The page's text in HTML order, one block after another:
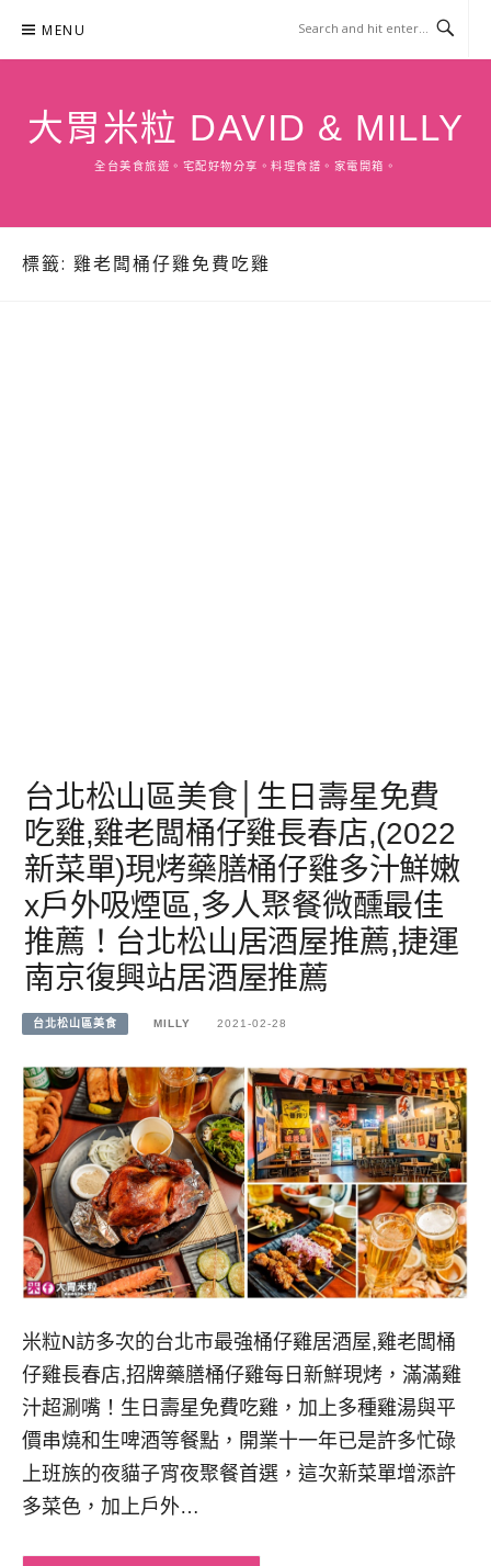
content
MENU
大胃米粒 DAVID & MILLY
全台美食旅遊。宅配好物分享。料理食譜。家電開箱。
標籤: 雞老闆桶仔雞免費吃雞
台北松山區美食│生日壽星免費
吃雞,雞老闆桶仔雞長春店,(2022
新菜單)現烤藥膳桶仔雞多汁鮮嫩
x戶外吸煙區,多人聚餐微醺最佳
推薦！台北松山居酒屋推薦,捷運
南京復興站居酒屋推薦
台北松山區美食 MILLY 2021-02-28
米粒N訪多次的台北市最強桶仔雞居酒屋,雞老闆桶
仔雞長春店,招牌藥膳桶仔雞每日新鮮現烤，滿滿雞
汁超涮嘴！生日壽星免費吃雞，加上多種雞湯與平
價串燒和生啤酒等餐點，開業十一年已是許多忙碌
上班族的夜貓子宵夜聚餐首選，這次新菜單增添許
多菜色，加上戶外…